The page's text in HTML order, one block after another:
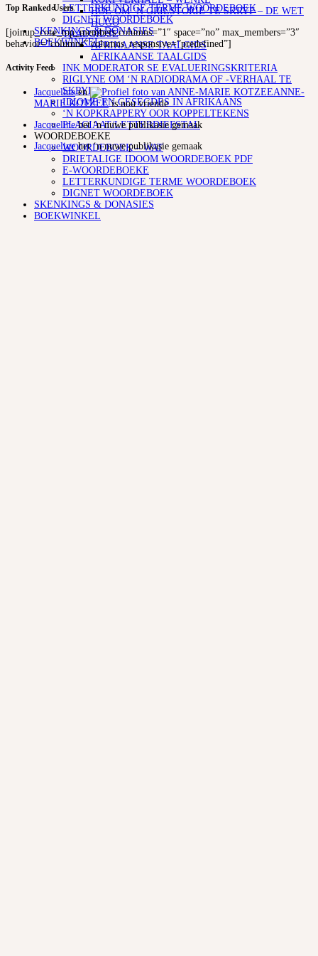
LETTERKUNDIGE TERME WOORDEBOEK
DIGNET WOORDEBOEK
SKENKINGS & DONASIES
BOEKWINKEL
HOE OM ‘N GRILSTORIE TE SKRYF – DE WET
HUGO
TAALGIDSE
AFRIKAANSE TAALGIDS
AFRIKAANSE TAALGIDS
INK MODERATOR SE EVALUERINGSKRITERIA
RIGLYNE OM ‘N RADIODRAMA OF -VERHAAL TE
SKRYF
IDIOME EN GESEGDES IN AFRIKAANS
‘N KOPKRAPPERY OOR KOPPELTEKENS
PLAGIAAT/LETTERDIEFSTAL
WOORDEBOEKE
WOORDEBOEK – WAT
DRIETALIGE IDOOM WOORDEBOEK PDF
E-WOORDEBOEKE
LETTERKUNDIGE TERME WOORDEBOEK
DIGNET WOORDEBOEK
SKENKINGS & DONASIES
BOEKWINKEL
Top Ranked Users
[joinup_core_top_members columns=”1″ space=”no” max_members=”3″
behavior=”columns” columns_responsive=”predefined”]
Activity Feed
Jacquelineen
ANNE-
MARIE KOTZEEis nou vriende
Jacquelinehet ‘n nuwe publikasie gemaak
Jacquelinehet ‘n nuwe publikasie gemaak